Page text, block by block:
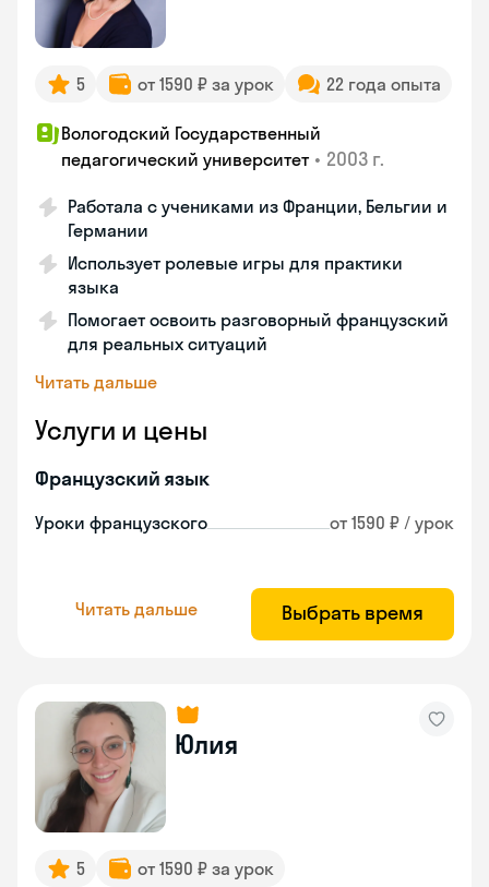
5 от 1590 ₽ за урок 22 года опыта
Вологодский Государственный
педагогический университет • 2003 г.
Работала с учениками из Франции, Бельгии и
Германии
Использует ролевые игры для практики
языка
Помогает освоить разговорный французский
для реальных ситуаций
Читать дальше
Услуги и цены
Французский язык
Уроки французского от 1590 ₽ / урок
Читать дальше Выбрать время
Юлия
5
от 1590 ₽ за урок